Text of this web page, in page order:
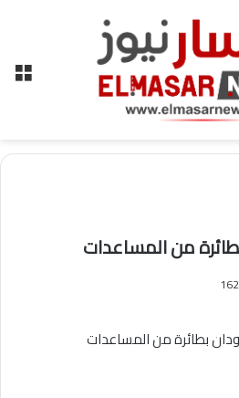
من المساعدات
162